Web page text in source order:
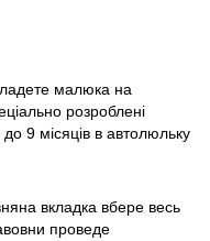
малюка на
розроблені
9 місяців в автолюльку
вкладка вбере весь
проведе